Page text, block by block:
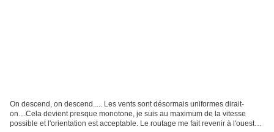
On descend, on descend..... Les vents sont désormais uniformes dirait-
on....Cela devient presque monotone, je suis au maximum de la vitesse
possible et l'orientation est acceptable. Le routage me fait revenir à l'ouest